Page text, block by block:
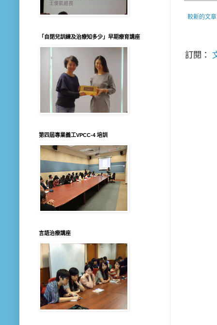
較新的文章
訂閱：
「自閉兒訓練及治療知多少」早期療育講座
第四屆專業義工VPCC-4 培訓
言語治療講座